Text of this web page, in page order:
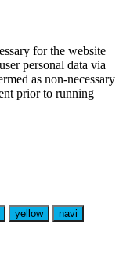
for the website
personal data via
as non-necessary
prior to running
yellow
navi